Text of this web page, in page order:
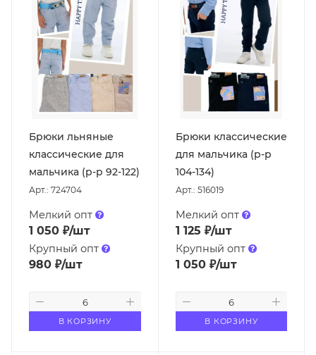
Брюки льняные
классические для
мальчика (р-р 92-122)
Арт.: 724704
Мелкий опт
1 050 ₽/шт
Крупный опт
980 ₽/шт
В КОРЗИНУ
Брюки классические
для мальчика (р-р
104-134)
Арт.: 516019
Мелкий опт
1 125 ₽/шт
Крупный опт
1 050₽/шт
В КОРЗИНУ